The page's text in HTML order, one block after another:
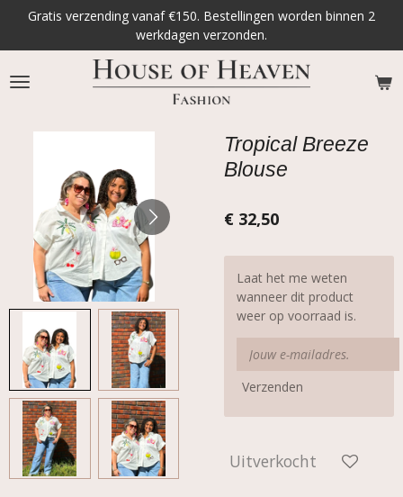
naar
de
hoofdinhoud
Gratis verzending vanaf €150. Bestellingen worden binnen 2
werkdagen verzonden.
Tropical Breeze
Blouse
€ 32,50
Laat het me weten
wanneer dit product
weer op voorraad is.
Verzenden
Uitverkocht